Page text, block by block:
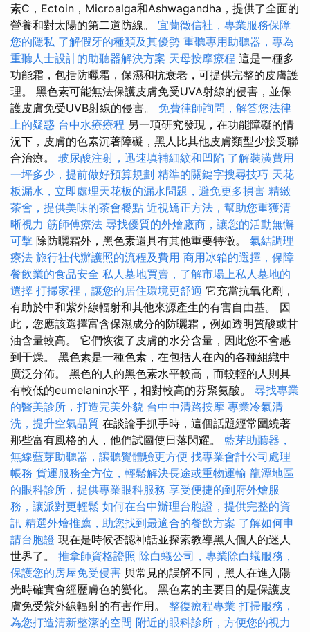
素C，Ectoin，Microalga和Ashwagandha，提供了全面的
營養和對太陽的第二道防線。 宜蘭徵信社，專業服務保障
您的隱私 了解假牙的種類及其優勢 重聽專用助聽器，專為
重聽人士設計的助聽器解決方案 天母按摩療程 這是一種多
功能霜，包括防曬霜，保濕和抗衰老，可提供完整的皮膚護
理。 黑色素可能無法保護皮膚免受UVA射線的侵害，並保
護皮膚免受UVB射線的侵害。 免費律師詢問，解答您法律
上的疑惑 台中水療療程 另一項研究發現，在功能障礙的情
況下，皮膚的色素沉著障礙，黑人比其他皮膚類型少接受聯
合治療。 玻尿酸注射，迅速填補細紋和凹陷 了解裝潢費用
一坪多少，提前做好預算規劃 精準的關鍵字搜尋技巧 天花
板漏水，立即處理天花板的漏水問題，避免更多損害 精緻
茶會，提供美味的茶會餐點 近視矯正方法，幫助您重獲清
晰視力 筋師傅療法 尋找優質的外燴廠商，讓您的活動無懈
可擊 除防曬霜外，黑色素還具有其他重要特徵。 氣結調理
療法 旅行社代辦護照的流程及費用 商用冰箱的選擇，保障
餐飲業的食品安全 私人墓地買賣，了解市場上私人墓地的
選擇 打掃家裡，讓您的居住環境更舒適 它充當抗氧化劑，
有助於中和紫外線輻射和其他來源產生的有害自由基。 因
此，您應該選擇富含保濕成分的防曬霜，例如透明質酸或甘
油含量較高。 它們恢復了皮膚的水分含量，因此您不會感
到干燥。 黑色素是一種色素，在包括人在內的各種組織中
廣泛分佈。 黑色的人的黑色素水平較高，而較輕的人則具
有較低的eumelanin水平，相對較高的芬聚氨酸。 尋找專業
的醫美診所，打造完美外貌 台中中清路按摩 專業冷氣清
洗，提升空氣品質 在談論手抓手時，這個話題經常圍繞著
那些富有風格的人，他們試圖使日落閃耀。 藍芽助聽器，
無線藍芽助聽器，讓聽覺體驗更方便 找專業會計公司處理
帳務 貨運服務全方位，輕鬆解決長途或重物運輸 龍潭地區
的眼科診所，提供專業眼科服務 享受便捷的到府外燴服
務，讓派對更輕鬆 如何在台中辦理台胞證，提供完整的資
訊 精選外燴推薦，助您找到最適合的餐飲方案 了解如何申
請台胞證 現在是時候否認神話並探索教導黑人個人的迷人
世界了。 推拿師資格證照 除白蟻公司，專業除白蟻服務，
保護您的房屋免受侵害 與常見的誤解不同，黑人在進入陽
光時確實會經歷膚色的變化。 黑色素的主要目的是保護皮
膚免受紫外線輻射的有害作用。 整復療程專業 打掃服務，
為您打造清新整潔的空間 附近的眼科診所，方便您的視力